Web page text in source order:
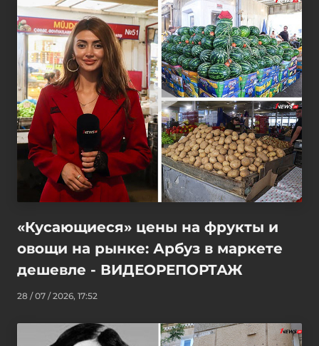
«Кусающиеся» цены на фрукты и
овощи на рынке: Арбуз в маркете
дешевле - ВИДЕОРЕПОРТАЖ
28 / 07 / 2026, 17:52